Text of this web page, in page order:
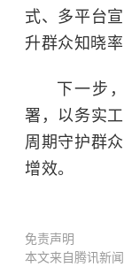
式、多平台
升群众知晓
下一步
署，以务实
周期守护群
增效。
免责声明
本文来自腾讯新